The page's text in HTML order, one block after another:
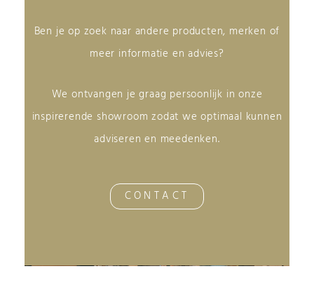
Ben je op zoek naar andere producten, merken of
meer informatie en advies?
We ontvangen je graag persoonlijk in onze
inspirerende showroom zodat we optimaal kunnen
adviseren en meedenken.
CONTACT